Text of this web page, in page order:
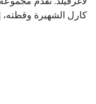
كارل الشهيرة وقطته،